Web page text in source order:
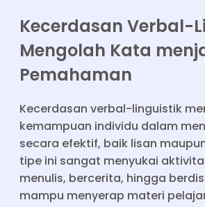
Kecerdasan Verbal-
Mengolah Kata
Pemahaman
Kecerdasan verbal-linguistik
kemampuan individu dalam
secara efektif, baik lisan
tipe ini sangat menyukai
menulis, bercerita, hingga
mampu menyerap materi